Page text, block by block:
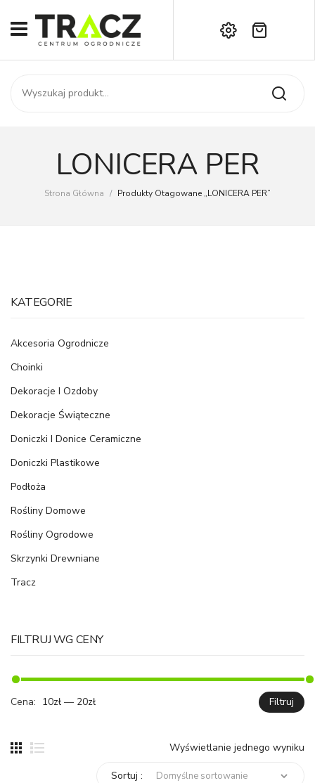
START
SKLEP
AKTUALNOŚCI
Kontakt
Brak produktów w koszyku.
LONICERA PER
Strona Główna / Produkty Otagowane „LONICERA PER”
KATEGORIE
Akcesoria Ogrodnicze
Choinki
Dekoracje I Ozdoby
Dekoracje Świąteczne
Doniczki I Donice Ceramiczne
Doniczki Plastikowe
Podłoża
Rośliny Domowe
Rośliny Ogrodowe
Skrzynki Drewniane
Tracz
FILTRUJ WG CENY
Filtruj
Cena: 10zł — 20zł
Wyświetlanie jednego wyniku
Sortuj :